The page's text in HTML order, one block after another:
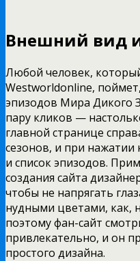
Внешний вид
Любой человек,
Westworldonline,
эпизодов Мира Дикого
пару кликов —
главной странице
сезонов, и при нажатии
и список эпизодов.
создания сайта
чтобы не напрягать
нудными цветами, как,
поэтому фан-сайт
привлекательно, и он
простого дизайна.